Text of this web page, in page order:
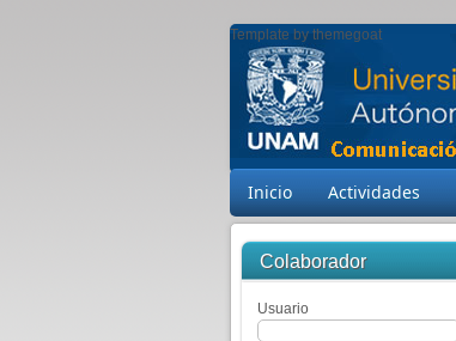
Template by themegoat
Inicio Actividades
Colaborador
Usuario